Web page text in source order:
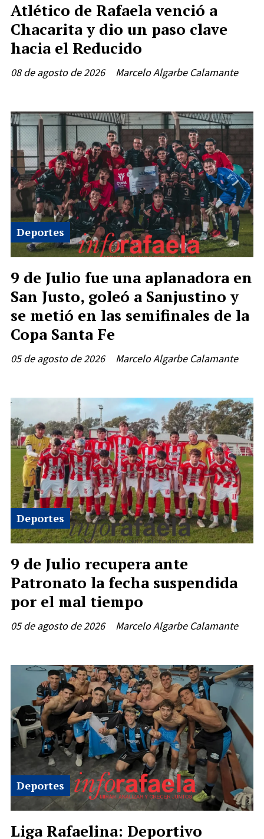
Atlético de Rafaela venció a
Chacarita y dio un paso clave
hacia el Reducido
Marcelo Algarbe Calamante
08 de agosto de 2026
9 de Julio fue una aplanadora en
San Justo, goleó a Sanjustino y
se metió en las semifinales de la
Copa Santa Fe
Marcelo Algarbe Calamante
Deportes
05 de agosto de 2026
9 de Julio recupera ante
Patronato la fecha suspendida
por el mal tiempo
Marcelo Algarbe Calamante
Deportes
05 de agosto de 2026
Liga Rafaelina: Deportivo
Deportes